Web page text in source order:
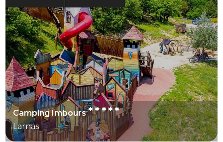
Camping Imbours*****
Larnas